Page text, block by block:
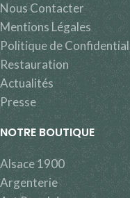
Nous Contacter
Mentions Légales
Politique de
Restauration
Actualités
Presse
NOTRE BOUTIQUE
Alsace 1900
Argenterie